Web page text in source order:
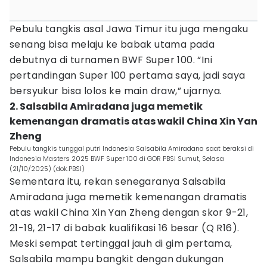
Pebulu tangkis asal Jawa Timur itu juga mengaku
senang bisa melaju ke babak utama pada
debutnya di turnamen BWF Super 100. “Ini
pertandingan Super 100 pertama saya, jadi saya
bersyukur bisa lolos ke main draw,” ujarnya.
2. Salsabila Amiradana juga memetik
kemenangan dramatis atas wakil China Xin Yan
Zheng
Pebulu tangkis tunggal putri Indonesia Salsabila Amiradana saat beraksi di
Indonesia Masters 2025 BWF Super 100 di GOR PBSI Sumut, Selasa
(21/10/2025) (dok.PBSI)
Sementara itu, rekan senegaranya Salsabila
Amiradana juga memetik kemenangan dramatis
atas wakil China Xin Yan Zheng dengan skor 9-21,
21-19, 21-17 di babak kualifikasi 16 besar (Q R16).
Meski sempat tertinggal jauh di gim pertama,
Salsabila mampu bangkit dengan dukungan